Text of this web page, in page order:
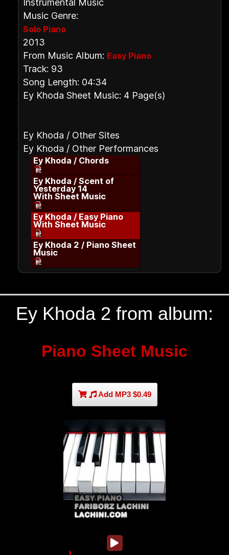
Instrumental Music
Music Genre:
Solo Piano
2013
From Music Album: Easy Piano
Track: 93
Song Length: 04:34
Ey Khoda Sheet Music: 4 Page(s)
Ey Khoda / Other Sites
Ey Khoda / Other Performances
Ey Khoda / Chords
Ey Khoda / Scent of
Yesterday 14
With Sheet Music
Ey Khoda / Easy Piano
With Sheet Music
Ey Khoda 2 / Piano Sheet
Music
Ey Khoda 2 from album:
Piano Sheet Music
Add MP3 $0.49